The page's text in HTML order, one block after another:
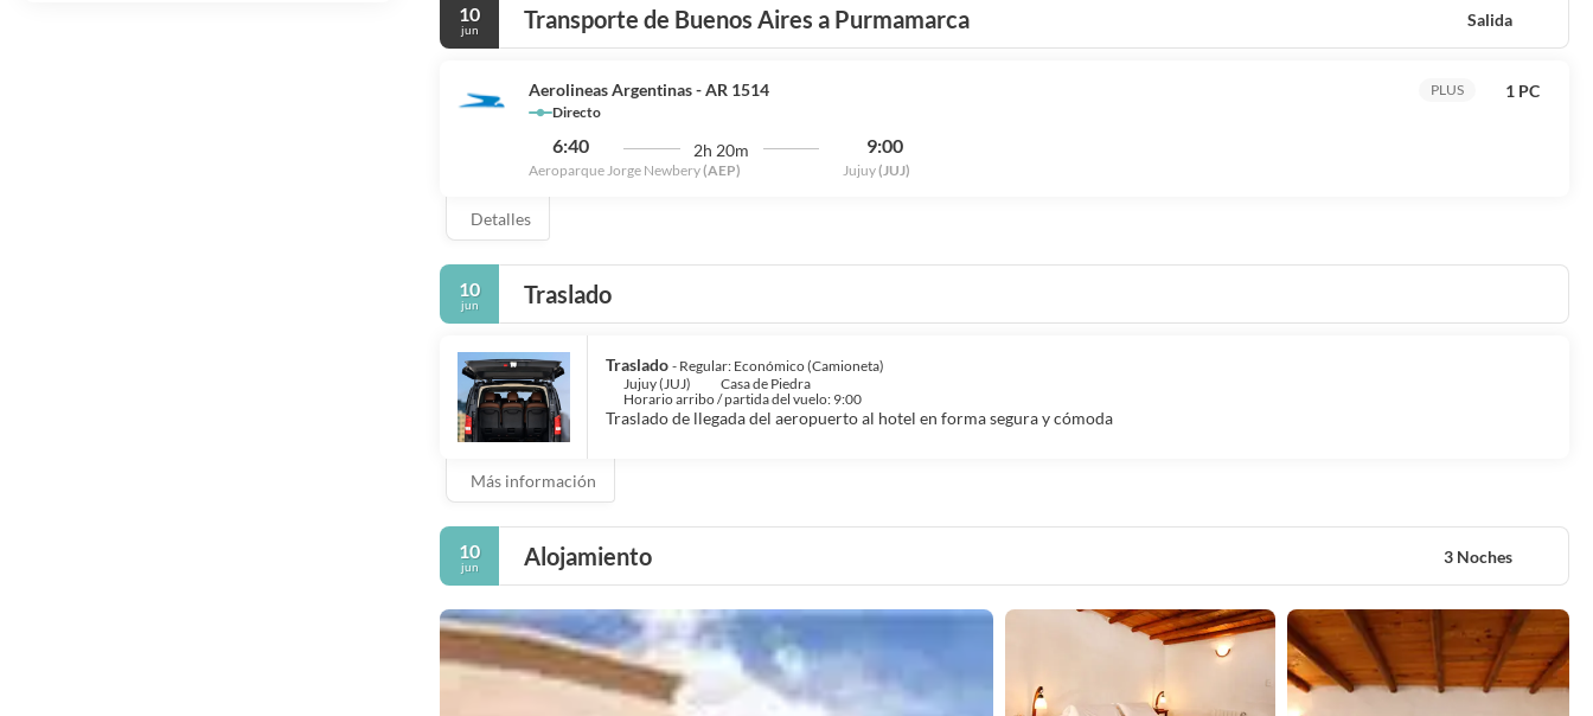
10
jun Transporte de Buenos Aires a Purmamarca Salida
Aerolineas Argentinas - AR 1514
Directo
6:40
Aeroparque Jorge Newbery(AEP)
2h 20m 9:00
Jujuy(JUJ)
PLUS 1 PC
Detalles
10
jun Traslado
Traslado - Regular: Económico (Camioneta)
Jujuy (JUJ)
Casa de Piedra
Horario arribo / partida del vuelo: 9:00
Traslado de llegada del aeropuerto al hotel en forma segura y cómoda
Más información
10
jun Alojamiento 3 Noches